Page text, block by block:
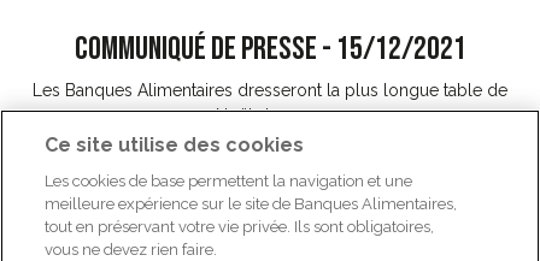
COMMUNIQUÉ DE PRESSE - 15/12/2021
Les Banques Alimentaires dresseront la plus longue table de
Noël du pays.
Téléchargez notre communiqué de presse du 15/12/2021
Ce site utilise des cookies
Les cookies de base permettent la navigation et une
meilleure expérience sur le site de Banques Alimentaires,
tout en préservant votre vie privée. Ils sont obligatoires,
vous ne devez rien faire.